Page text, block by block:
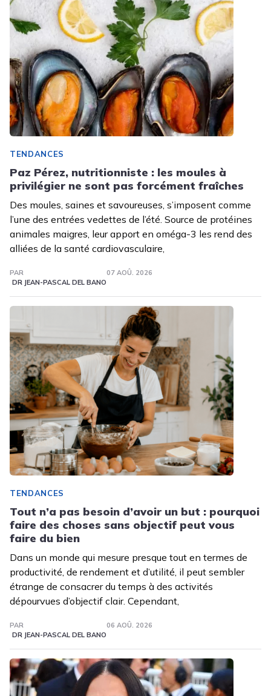
TENDANCES
Paz Pérez, nutritionniste : les moules à
privilégier ne sont pas forcément fraîches
Des moules, saines et savoureuses, s’imposent comme
l’une des entrées vedettes de l’été. Source de protéines
animales maigres, leur apport en oméga-3 les rend des
alliées de la santé cardiovasculaire,
PAR
DR JEAN-PASCAL DEL BANO
07 AOÛ. 2026
TENDANCES
Tout n’a pas besoin d’avoir un but : pourquoi
faire des choses sans objectif peut vous
faire du bien
Dans un monde qui mesure presque tout en termes de
productivité, de rendement et d’utilité, il peut sembler
étrange de consacrer du temps à des activités
dépourvues d’objectif clair. Cependant,
PAR
DR JEAN-PASCAL DEL BANO
06 AOÛ. 2026